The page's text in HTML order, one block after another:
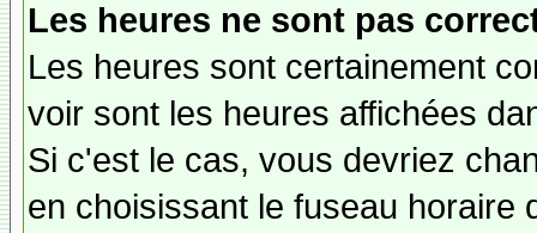
Les heures ne sont pas
Les heures sont certainement
voir sont les heures affichées
Si c'est le cas, vous devriez
en choisissant le fuseau horaire